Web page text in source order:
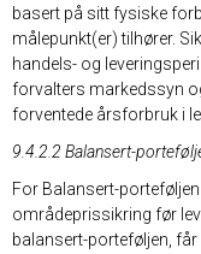
basert på sitt fysiske
målepunkt(er) tilhører.
handels- og
forvalters markedssyn
forventede årsforbruk i
9.4.2.2 Balansert-
For Balansert-
områdeprissikring før
balansert-porteføljen,